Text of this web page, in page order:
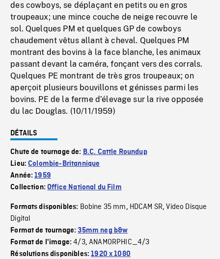
des cowboys, se déplaçant en petits ou en gros
troupeaux; une mince couche de neige recouvre le
sol. Quelques PM et quelques GP de cowboys
chaudement vêtus allant à cheval. Quelques PM
montrant des bovins à la face blanche, les animaux
passant devant la caméra, fonçant vers des corrals.
Quelques PE montrant de très gros troupeaux; on
aperçoit plusieurs bouvillons et génisses parmi les
bovins. PE de la ferme d’élevage sur la rive opposée
du lac Douglas. (10/11/1959)
DÉTAILS
Chute de tournage de: B.C. Cattle Roundup
Lieu:Colombie-Britannique
Année:1959
Collection:Office National du Film
Formats disponibles: Bobine 35 mm, HDCAM SR,Video Disque
Digital
Format de tournage:35mm neg b&w
Format de l'image:4/3,ANAMORPHIC_4/3
Résolutions disponibles:1920 x 1080